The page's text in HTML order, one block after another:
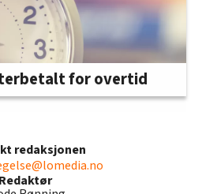
for overtid
redaksjonen
Redaktør